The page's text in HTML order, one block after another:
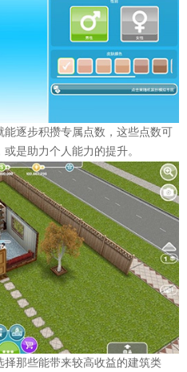
逐步积攒专属点数，这些点数可
是助力个人能力的提升。
那些能带来较高收益的建筑类